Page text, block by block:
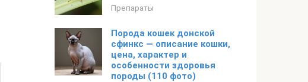
Препараты
Порода кошек донской
сфинкс — описание кошки,
цена, характер и
особенности здоровья
породы (110 фото)